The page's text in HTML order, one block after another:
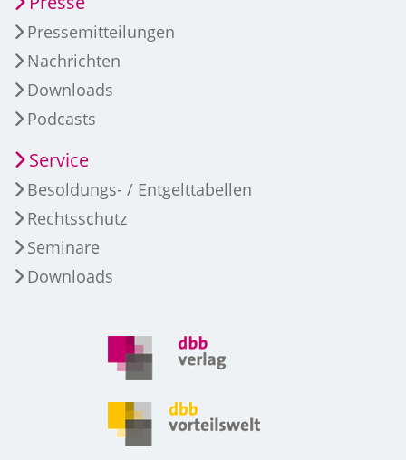
Pressemitteilungen
Nachrichten
Downloads
Podcasts
Service
Besoldungs- / Entgelttabellen
Rechtsschutz
Seminare
Downloads